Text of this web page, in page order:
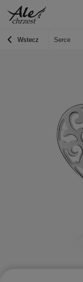
Wstecz Serce